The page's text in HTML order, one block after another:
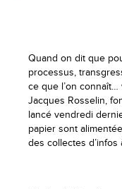
Quand on dit que
processus,
ce que l’on
Jacques Rosselin,
lancé vendredi
papier sont
des collectes